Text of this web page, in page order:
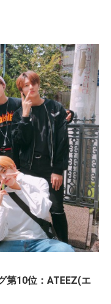
第10位：ATEEZ(エ